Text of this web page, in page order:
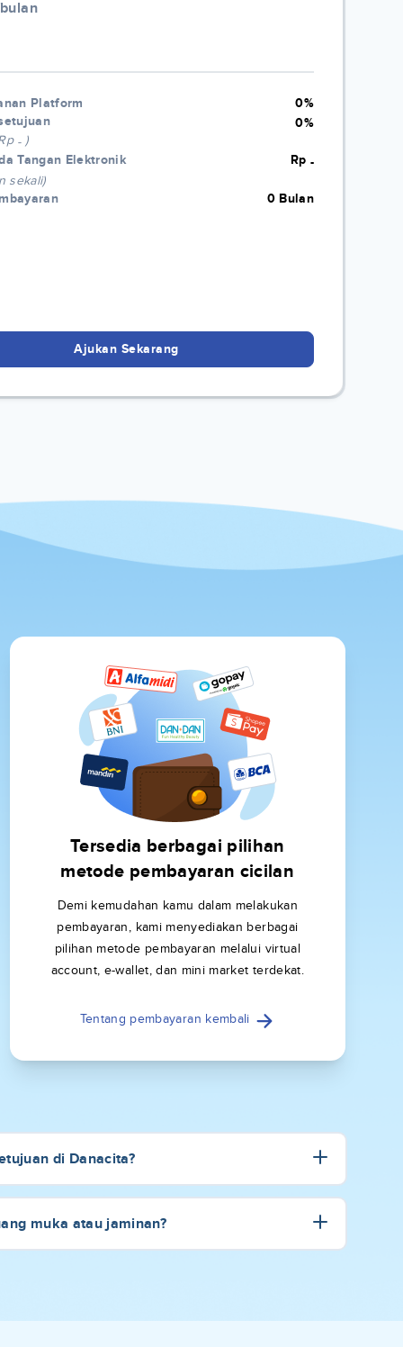
Platform
0%
-)
0%
Tangan Elektronik
sekali)
Rp -
0 Bulan
Ajukan Sekarang
Tersedia berbagai pilihan
metode pembayaran cicilan
Demi kemudahan kamu dalam melakukan
pembayaran, kami menyediakan berbagai
pilihan metode pembayaran melalui virtual
account, e-wallet, dan mini market terdekat.
Tentang pembayaran kembali
di Danacita?
muka atau jaminan?